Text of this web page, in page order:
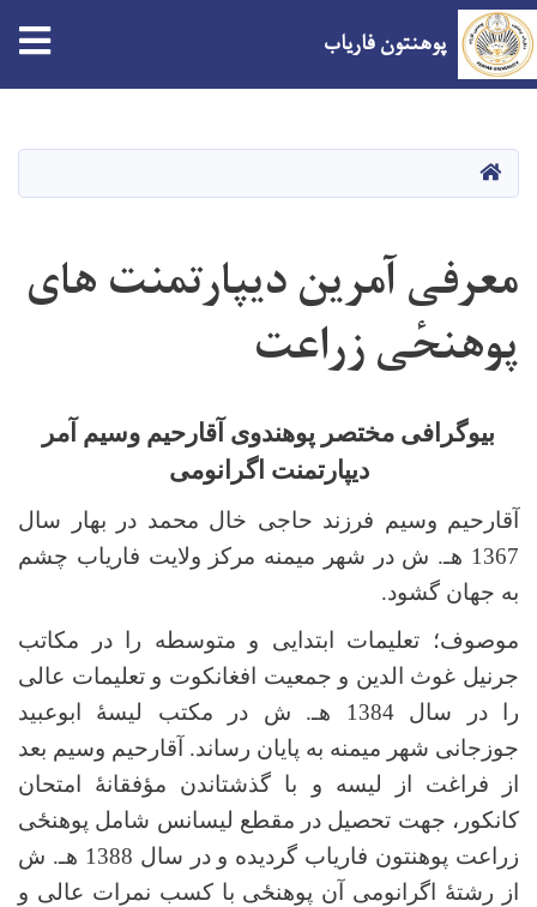
content
پوهنتون فاریاب
صفحه اصلی
معرفی آمرین دیپارتمنت های
پوهنحٔی زراعت
بیوگرافی مختصر پوهندوی آقارحیم وسیم آمر
دیپارتمنت اگرانومی
آقارحیم وسیم فرزند حاجی خال محمد در بهار سال
1367 هـ. ش در شهر میمنه مرکز ولایت فاریاب چشم
به جهان گشود.
موصوف؛ تعلیمات ابتدایی و متوسطه را در مکاتب
جرنیل غوث الدین و جمعیت افغانکوت و تعلیمات عالی
را در سال 1384 هـ. ش در مکتب لیسۀ ابوعبید
جوزجانی شهر میمنه به پایان رساند. آقارحیم وسیم بعد
از فراغت از لیسه و با گذشتاندن مؤفقانۀ امتحان
کانکور، جهت تحصیل در مقطع لیسانس شامل پوهنځی
زراعت پوهنتون فاریاب گردیده و در سال 1388 هـ. ش
از رشتۀ اگرانومی آن پوهنځی با کسب نمرات عالی و